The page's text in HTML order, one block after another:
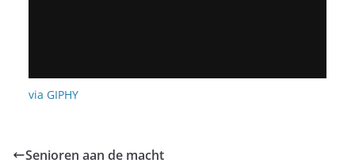
via GIPHY
Senioren aan de macht